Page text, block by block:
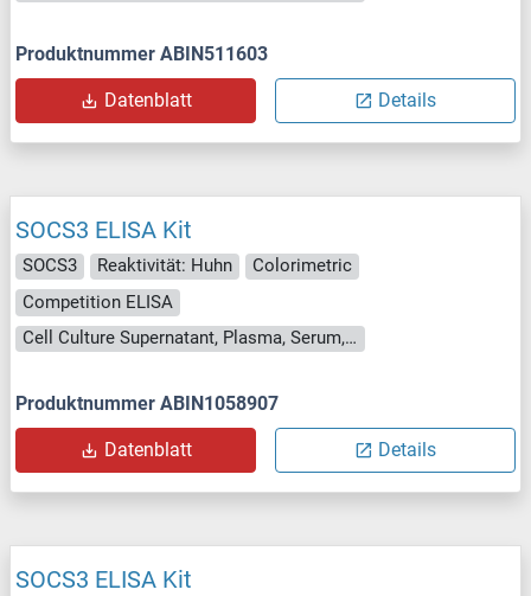
Produktnummer ABIN511603
Datenblatt Details
SOCS3 ELISA Kit
SOCS3 Reaktivität: Huhn
Colorimetric
Competition ELISA
Cell Culture Supernatant, Plasma, Serum, Tissue Homogenate
Produktnummer ABIN1058907
Datenblatt Details
SOCS3 ELISA Kit